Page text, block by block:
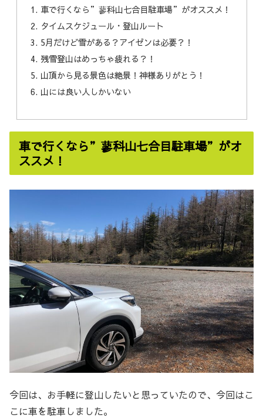
車で行くなら”蓼科山七合目駐車場”がオススメ！
タイムスケジュール・登山ルート
5月だけど雪がある？アイゼンは必要？！
残雪登山はめっちゃ疲れる？！
山頂から見る景色は絶景！神様ありがとう！
山には良い人しかいない
車で行くなら”蓼科山七合目駐車場”がオ
ススメ！
今回は、お手軽に登山したいと思っていたので、今回はこ
こに車を駐車しました。